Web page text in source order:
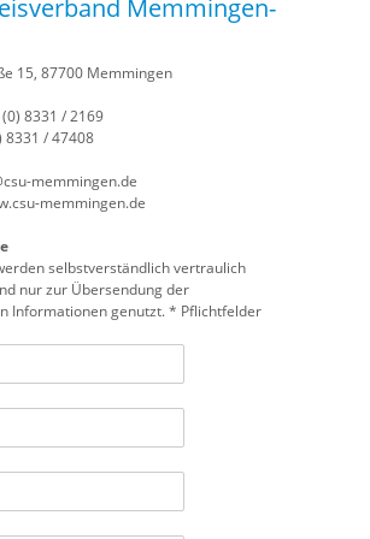
Memmingen-
15, 87700 Memmingen
8331 / 2169
8331 / 47408
memmingen.de
memmingen.de
selbstverständlich vertraulich
nur zur Übersendung der
Informationen genutzt. * Pflichtfelder